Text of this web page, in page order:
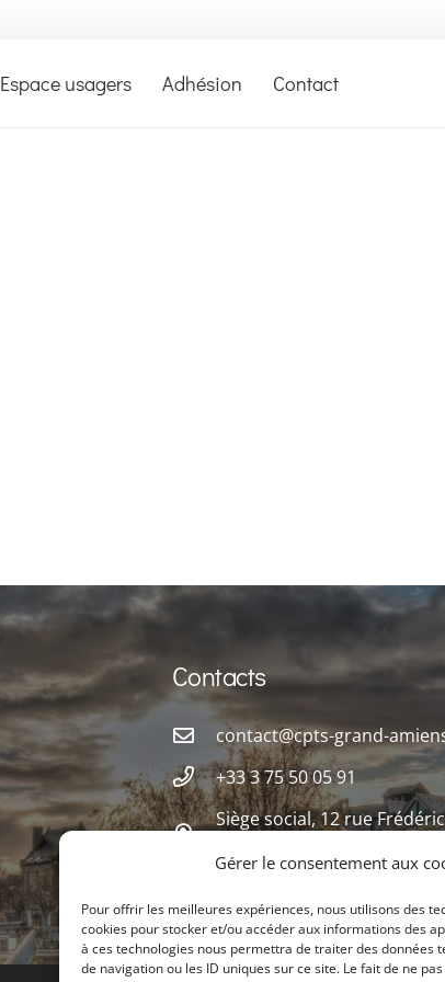
Gérer le consentement aux
Pour offrir les meilleures expériences, nous utilisons des
cookies pour stocker et/ou accéder aux informations des
à ces technologies nous permettra de traiter des données
de navigation ou les ID uniques sur ce site. Le fait de ne
Espace usagers Adhésion Contact
Contacts
contact@cpts-grand-
+33 3 75 50 05 91
Siège social, 12 rue